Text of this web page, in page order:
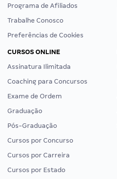
Programa de Afiliados
Trabalhe Conosco
Preferências de Cookies
CURSOS ONLINE
Assinatura Ilimitada
Coaching para Concursos
Exame de Ordem
Graduação
Pós-Graduação
Cursos por Concurso
Cursos por Carreira
Cursos por Estado